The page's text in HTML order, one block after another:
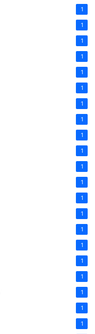
1
1
1
1
1
1
1
1
1
1
1
1
1
1
1
1
1
1
1
1
1